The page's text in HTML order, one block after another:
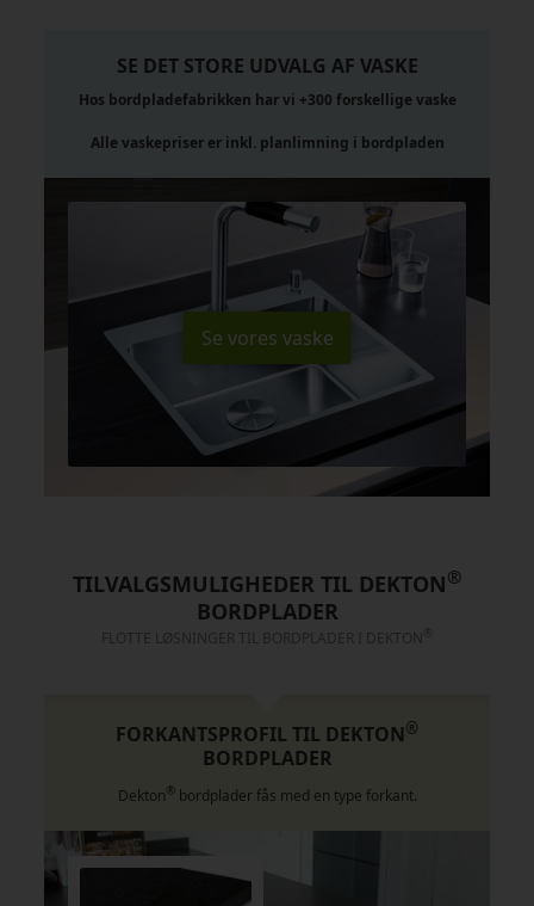
SE DET STORE UDVALG AF VASKE
Hos bordpladefabrikken har vi +300 forskellige vaske
Alle vaskepriser er inkl. planlimning i bordpladen
Se vores vaske
TILVALGSMULIGHEDER TIL DEKTON®
BORDPLADER
FORKANTSPROFIL TIL DEKTON®
BORDPLADER
Dekton ®bordplader fås med en type forkant.